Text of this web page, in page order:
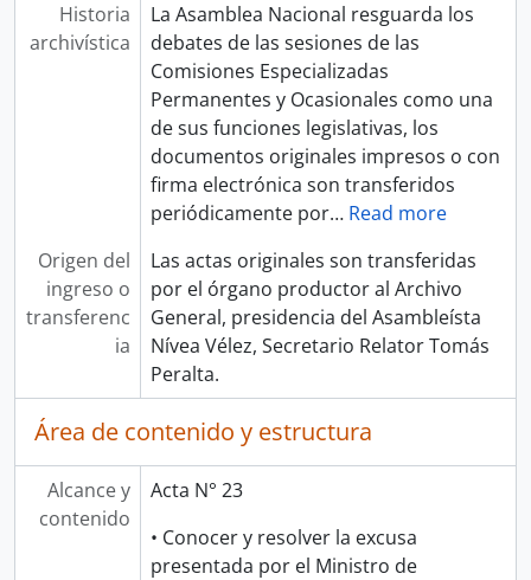
Historia
archivística
La Asamblea Nacional resguarda los
debates de las sesiones de las
Comisiones Especializadas
Permanentes y Ocasionales como una
de sus funciones legislativas, los
documentos originales impresos o con
firma electrónica son transferidos
periódicamente por… Read more
Origen del
ingreso o
transferenc
ia
Las actas originales son transferidas
por el órgano productor al Archivo
General, presidencia del Asambleísta
Nívea Vélez, Secretario Relator Tomás
Peralta.
Área de contenido y estructura
Alcance y
contenido
Acta N° 23
• Conocer y resolver la excusa
presentada por el Ministro de